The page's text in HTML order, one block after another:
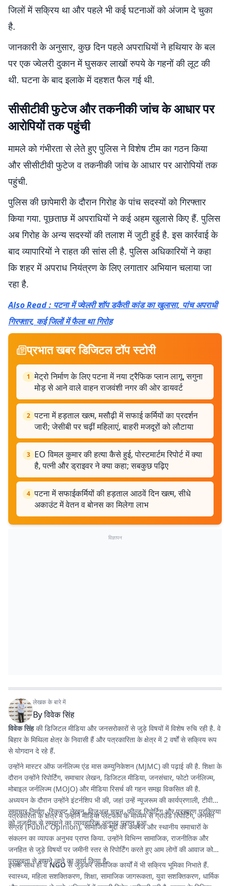
जिलों में सक्रिय था और पहले भी कई घटनाओं को अंजाम दे चुका
है.
जानकारी के अनुसार, कुछ दिन पहले अपराधियों ने हथियार के बल
पर एक ज्वेलरी दुकान में घुसकर लाखों रुपये के गहनों की लूट की
थी. घटना के बाद इलाके में दहशत फैल गई थी.
सीसीटीवी फुटेज और तकनीकी जांच के आधार पर
आरोपियों तक पहुंची
मामले को गंभीरता से लेते हुए पुलिस ने विशेष टीम का गठन किया
और सीसीटीवी फुटेज व तकनीकी जांच के आधार पर आरोपियों तक
पहुंची.
पुलिस की छापेमारी के दौरान गिरोह के पांच सदस्यों को गिरफ्तार
किया गया. पूछताछ में अपराधियों ने कई अहम खुलासे किए हैं. पुलिस
अब गिरोह के अन्य सदस्यों की तलाश में जुटी हुई है. इस कार्रवाई के
बाद व्यापारियों ने राहत की सांस ली है. पुलिस अधिकारियों ने कहा
कि शहर में अपराध नियंत्रण के लिए लगातार अभियान चलाया जा
रहा है.
Also Read : पटना में ज्वेलरी शॉप डकैती कांड का खुलासा, पांच अपराधी
गिरफ्तार, कई जिलों में फैला था गिरोह
प्रभात खबर डिजिटल टॉप स्टोरी
1 मेट्रो निर्माण के लिए पटना में नया ट्रैफिक प्लान लागू, सगुना
मोड़ से आने वाले वाहन राजवंशी नगर की ओर डायवर्ट
2 पटना में हड़ताल खत्म, मसौढ़ी में सफाई कर्मियों का प्रदर्शन
जारी; जेसीबी पर चढ़ीं महिलाएं, बाहरी मजदूरों को लौटाया
3 EO विमल कुमार की हत्या कैसे हुई, पोस्टमार्टम रिपोर्ट में क्या
है, पत्नी और ड्राइवर ने क्या कहा; सबकुछ पढ़िए
4 पटना में सफाईकर्मियों की हड़ताल आठवें दिन खत्म, सीधे
अकाउंट में वेतन व बोनस का मिलेगा लाभ
विज्ञापन
लेखक के बारे में
Byविवेक सिंह
विवेक सिंहकी डिजिटल मीडिया और जनसरोकारों से जुड़े विषयों में विशेष रुचि रही है. वे
बिहार के मिथिला क्षेत्र के निवासी हैं और पत्रकारिता के क्षेत्र में 2 वर्षों से सक्रिय रूप
से योगदान दे रहे हैं.
उन्होंने मास्टर ऑफ जर्नलिज्म एंड मास कम्युनिकेशन (MJMC) की पढ़ाई की है. शिक्षा के
दौरान उन्होंने रिपोर्टिंग, समाचार लेखन, डिजिटल मीडिया, जनसंचार, फोटो जर्नलिज्म,
मोबाइल जर्नलिज्म (MOJO) और मीडिया रिसर्च की गहन समझ विकसित की है.
अध्ययन के दौरान उन्होंने इंटर्नशिप भी की, जहां उन्हें न्यूजरूम की कार्यप्रणाली, टीवी
समाचार निर्माण, स्क्रिप्ट लेखन, विजुअल चयन, फील्ड रिपोर्टिग और प्रसारण प्रक्रिया
को नजदीक से समझने का व्यावहारिक अनुभव प्राप्त हुआ.
पत्रकारिता के क्षेत्र में उन्होंने मीडिया प्लेटफॉर्म के माध्यम से ग्राउंड रिपोर्टिंग, जनमत
संग्रह (Public Opinion), सामाजिक मुद्दों की कवरेज और स्थानीय समाचारों के
संकलन का व्यापक अनुभव प्राप्त किया. उन्होंने विभिन्न सामाजिक, राजनीतिक और
जनहित से जुड़े विषयों पर जमीनी स्तर से रिपोर्टिंग करते हुए आम लोगों की आवाज को
प्रमुखता से सामने लाने का कार्य किया है.
इसके साथ ही वेNGOसे जुड़कर सामाजिक कार्यों में भी सक्रिय भूमिका निभाते हैं.
स्वास्थ्य, महिला सशक्तिकरण, शिक्षा, सामाजिक जागरूकता, युवा सशक्तिकरण, धार्मिक